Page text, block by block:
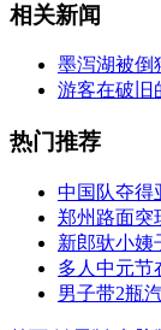
相关新闻
墨泻湖被倒
游客在破旧
热门推荐
中国队夺得
郑州路面突
新郎驮小姨
多人中元节
男子带2瓶